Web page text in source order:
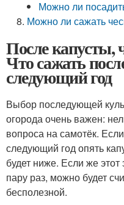
Можно ли
Можно ли сажать
После капусты,
Что сажать
следующий год
Выбор последующей
огорода очень важен:
вопроса на самотёк.
следующий год опять
будет ниже. Если же
пару раз, можно будет
бесполезной.